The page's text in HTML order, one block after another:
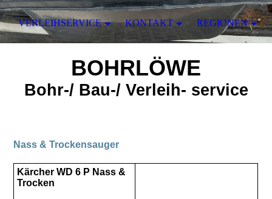
BOHRLÖWE
Bohr-/ Bau-/ Verleih- service
Nass & Trockensauger
Kärcher WD 6 P Nass &
Trocken
VERLEIHSERVICE KONTAKT REGIONEN